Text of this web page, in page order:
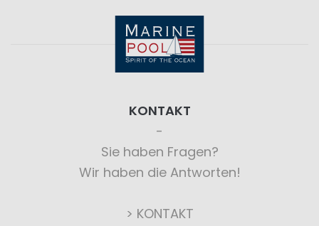
KONTAKT
Sie haben Fragen?
Wir haben die Antworten!
> KONTAKT